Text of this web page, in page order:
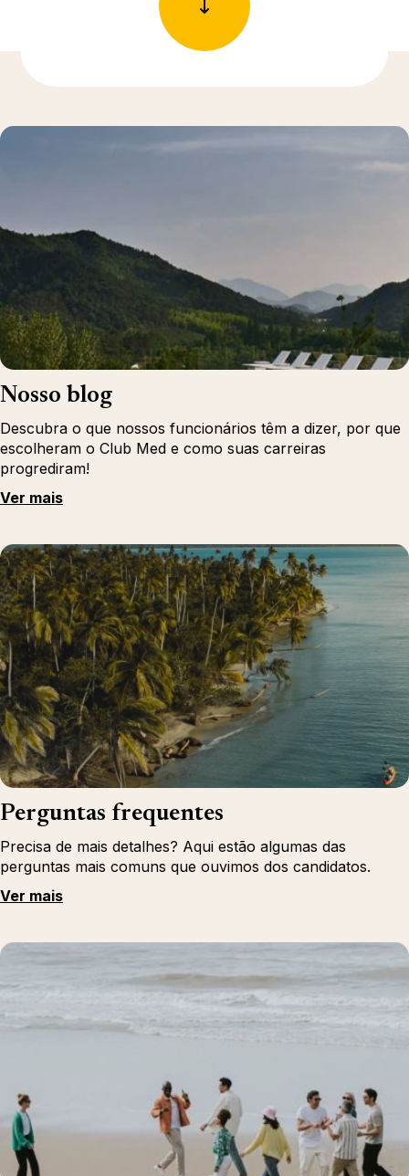
Nosso blog
Descubra o que nossos funcionários têm a dizer, por que
escolheram o Club Med e como suas carreiras
progrediram!
Ver mais
Perguntas frequentes
Precisa de mais detalhes? Aqui estão algumas das
perguntas mais comuns que ouvimos dos candidatos.
Ver mais